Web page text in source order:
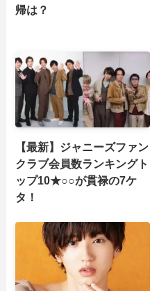
帰は？
【最新】ジャニーズファン
クラブ会員数ランキングト
ップ10★○○が貫禄の7ケ
タ！